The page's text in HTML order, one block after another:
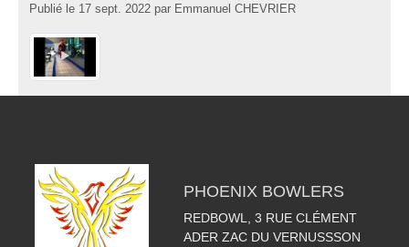
Publié le 17 sept. 2022 par Emmanuel CHEVRIER
PHOENIX BOWLERS
REDBOWL, 3 RUE CLÉMENT
ADER ZAC DU VERNUSSSON